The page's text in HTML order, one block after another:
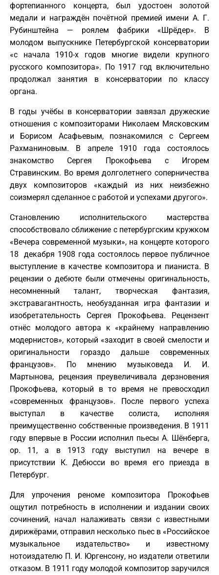
фортепианного концерта, был удостоен золотой
медали и награждён почётной премией имени А. Г.
Рубинштейна — роялем фабрики «Шрёдер». В
молодом выпускнике Петербургской консерватории
«с начала 1910-х годов многие видели крупного
русского композитора». По 1917 год включительно
продолжал занятия в консерватории по классу
органа.
В годы учёбы в консерватории завязал дружеские
отношения с композиторами Николаем Мясковским
и Борисом Асафьевым, познакомился с Сергеем
Рахманиновым. В апреле 1910 года состоялось
знакомство Сергея Прокофьева с Игорем
Стравинским. Во время долголетнего соперничества
двух композиторов «каждый из них неизбежно
соизмерял сделанное с работой и успехами другого».
Становлению исполнительского мастерства
способствовало сближение с петербургским кружком
«Вечера современной музыки», на концерте которого
18 декабря 1908 года состоялось первое публичное
выступление в качестве композитора и пианиста. В
рецензии о дебюте были отмечены оригинальность,
несомненный талант, творческая фантазия,
экстравагантность, необузданная игра фантазии и
изобретательность Сергея Прокофьева. Рецензент
отнёс молодого автора к «крайнему направлению
модернистов», который «заходит в своей смелости и
оригинальности гораздо дальше современных
французов». По мнению музыковеда И. И.
Мартынова, рецензия преувеличивала дерзновения
Прокофьева, который в то время не превосходил
«современных французов». После первого успеха
выступал в качестве солиста, исполняя
преимущественно собственные произведения. В 1911
году впервые в России исполнил пьесы А. Шёнберга,
op. 11, а в 1913 году выступил на вечере в
присутствии К. Дебюсси во время его приезда в
Петербург.
Для упрочения реноме композитора Прокофьев
ощутил потребность в исполнении и издании своих
сочинений, начал налаживать связи с известными
дирижёрами, отправил несколько пьес в «Российское
музыкальное издательство» и известному
нотоиздателю П. И. Юргенсону, но издатели ответили
отказом. В 1911 году молодой композитор заручился